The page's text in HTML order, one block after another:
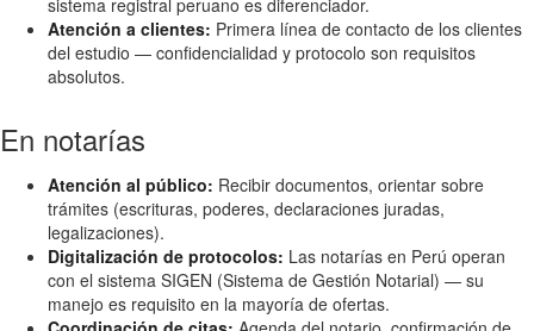
sistema registral peruano es diferenciador.
Atención a clientes: Primera línea de contacto de los clientes
del estudio — confidencialidad y protocolo son requisitos
absolutos.
En notarías
Atención al público: Recibir documentos, orientar sobre
trámites (escrituras, poderes, declaraciones juradas,
legalizaciones).
Digitalización de protocolos: Las notarías en Perú operan
con el sistema SIGEN (Sistema de Gestión Notarial) — su
manejo es requisito en la mayoría de ofertas.